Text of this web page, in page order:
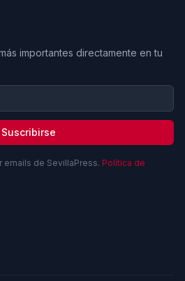
importantes directamente en tu
Suscribirse
emails de SevillaPress. Política de